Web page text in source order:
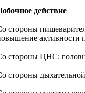
действие
стороны
активности
стороны ЦНС:
стороны